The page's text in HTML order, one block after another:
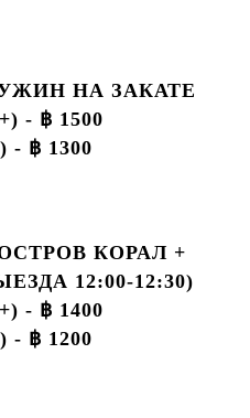
НА ЗАКАТЕ
- ฿ 1500
- ฿ 1300
КОРАЛ +
12:00-12:30)
- ฿ 1400
- ฿ 1200